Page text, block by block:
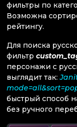
фильтры по
Возможна
рейтингу.
Для поиска
фильтр
персонажи с
выглядит так:
быстрый способ
без ручного